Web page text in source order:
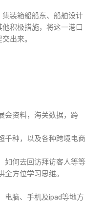
装箱船船东、船舶设计
积极措施，将这一港口
出来。
会资料，海关数据，跨
千种，以及各种跨境电商
如何去回访拜访客人等等
方位学习思维。
电脑、手机及ipad等地方